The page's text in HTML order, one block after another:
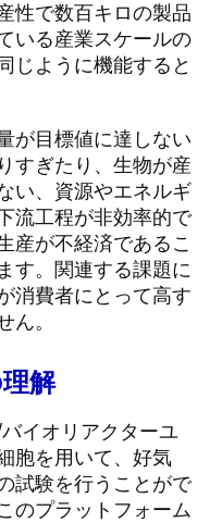
性で数百キロの製品
いる産業スケールの
じように機能すると
が目標値に達しない
すぎたり、生物が産
い、資源やエネルギ
流工程が非効率的で
産が不経済であるこ
す。関連する課題に
消費者にとって高す
ん。
解
イオリアクターユ
胞を用いて、好気
試験を行うことがで
のプラットフォーム